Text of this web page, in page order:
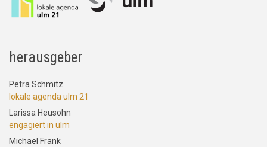
herausgeber
Petra Schmitz
lokale agenda ulm 21
Larissa Heusohn
engagiert in ulm
Michael Frank